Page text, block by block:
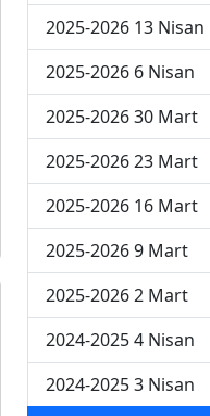
2025-2026 13 Nisan
2025-2026 6 Nisan
2025-2026 30 Mart
2025-2026 23 Mart
2025-2026 16 Mart
2025-2026 9 Mart
2025-2026 2 Mart
2024-2025 4 Nisan
2024-2025 3 Nisan